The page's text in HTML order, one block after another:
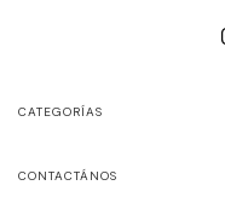
CATEGORÍAS
CONTACTÁNOS